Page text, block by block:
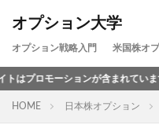
オプション大学
オプション戦略入門 米国株オ
含まれています）
HOME 日本株オプション